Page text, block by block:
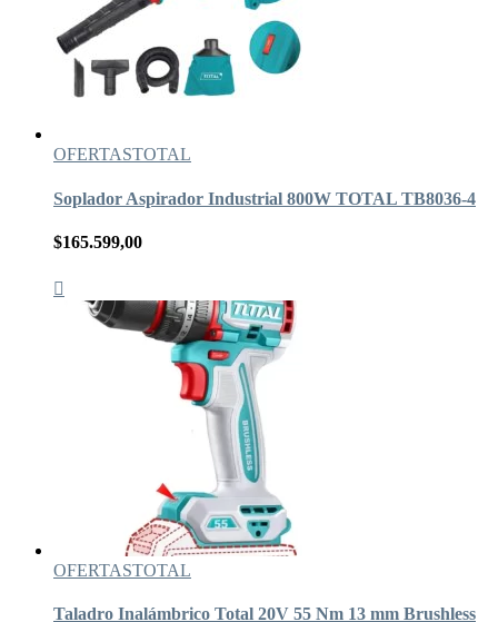
OFERTASTOTAL
Soplador Aspirador Industrial 800W TOTAL TB8036-4
$165.599,00
OFERTASTOTAL
Taladro Inalámbrico Total 20V 55 Nm 13 mm Brushless